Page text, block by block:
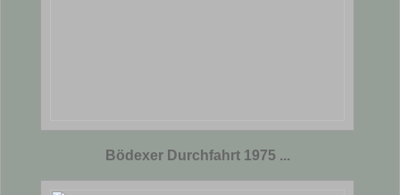
Bödexer Durchfahrt 1975 ...